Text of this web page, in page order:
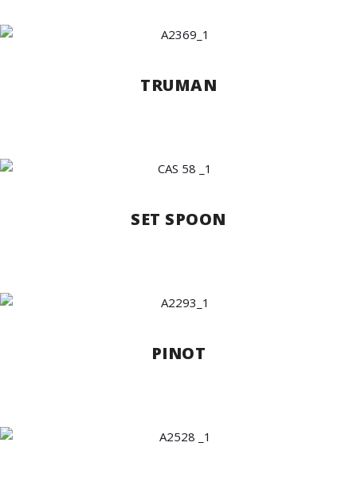
TRUMAN
SET SPOON
PINOT